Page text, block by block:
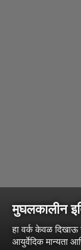
मुघलकालीन
हा वर्क केवळ दिखाऊ
आयुर्वेदिक मान्यता